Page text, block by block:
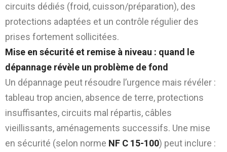
circuits dédiés (froid, cuisson/préparation), des
protections adaptées et un contrôle régulier des
prises fortement sollicitées.
Mise en sécurité et remise à niveau : quand le
dépannage révèle un problème de fond
Un dépannage peut résoudre l’urgence mais révéler :
tableau trop ancien, absence de terre, protections
insuffisantes, circuits mal répartis, câbles
vieillissants, aménagements successifs. Une mise
en sécurité (selon norme NF C 15-100) peut inclure :